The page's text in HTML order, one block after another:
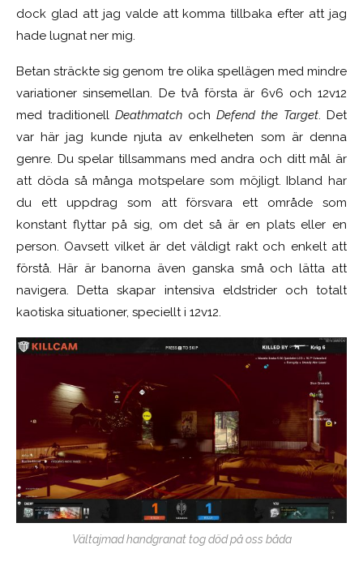
dock glad att jag valde att komma tillbaka efter att jag
hade lugnat ner mig.
Betan sträckte sig genom tre olika spellägen med mindre
variationer sinsemellan. De två första är 6v6 och 12v12
med traditionell Deathmatch och Defend the Target. Det
var här jag kunde njuta av enkelheten som är denna
genre. Du spelar tillsammans med andra och ditt mål är
att döda så många motspelare som möjligt. Ibland har
du ett uppdrag som att försvara ett område som
konstant flyttar på sig, om det så är en plats eller en
person. Oavsett vilket är det väldigt rakt och enkelt att
förstå. Här är banorna även ganska små och lätta att
navigera. Detta skapar intensiva eldstrider och totalt
kaotiska situationer, speciellt i 12v12.
Vältajmad handgranat tog död på oss båda